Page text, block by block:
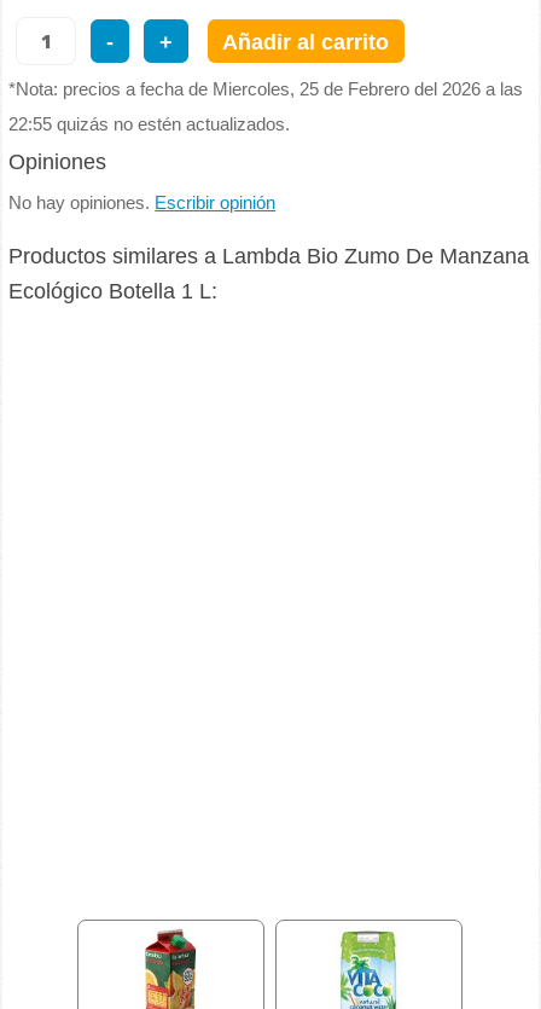
- + Añadir al carrito
*Nota: precios a fecha de Miercoles, 25 de Febrero del 2026 a las
22:55 quizás no estén actualizados.
Opiniones
No hay opiniones. Escribir opinión
Productos similares a Lambda Bio Zumo De Manzana
Ecológico Botella 1 L: